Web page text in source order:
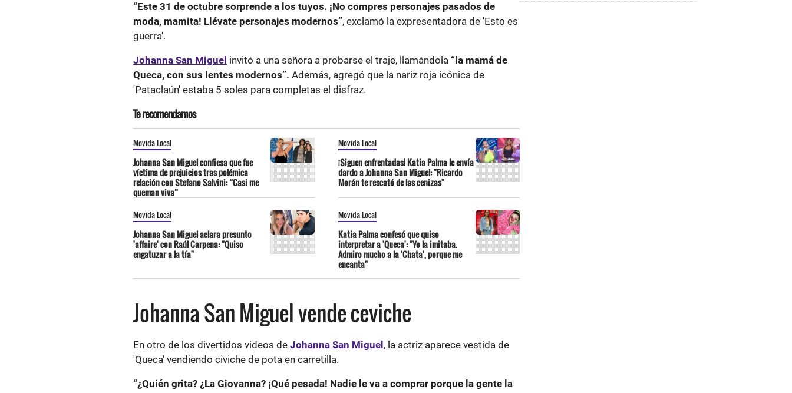
“Este 31 de octubre sorprende a los tuyos. ¡No compres personajes pasados de
moda, mamita! Llévate personajes modernos”, exclamó la expresentadora de 'Esto es
guerra'.
Johanna San Miguel invitó a una señora a probarse el traje, llamándola “la mamá de
Queca, con sus lentes modernos”. Además, agregó que la nariz roja icónica de
'Pataclaún' estaba 5 soles para completas el disfraz.
Te recomendamos
Movida Local
Johanna San Miguel confiesa que fue
víctima de prejuicios tras polémica
relación con Stefano Salvini: “Casi me
queman viva”
Movida Local
¡Siguen enfrentadas! Katia Palma le envía
dardo a Johanna San Miguel: "Ricardo
Morán te rescató de las cenizas"
Movida Local
Johanna San Miguel aclara presunto
'affaire' con Raúl Carpena: "Quiso
engatuzar a la tía"
Movida Local
Katia Palma confesó que quiso
interpretar a 'Queca': "Yo la imitaba.
Admiro mucho a la 'Chata', porque me
encanta"
Johanna San Miguel vende ceviche
En otro de los divertidos videos de Johanna San Miguel , la actriz aparece vestida de
'Queca' vendiendo civiche de pota en carretilla.
“¿Quién grita? ¿La Giovanna? ¡Qué pesada! Nadie le va a comprar porque la gente la